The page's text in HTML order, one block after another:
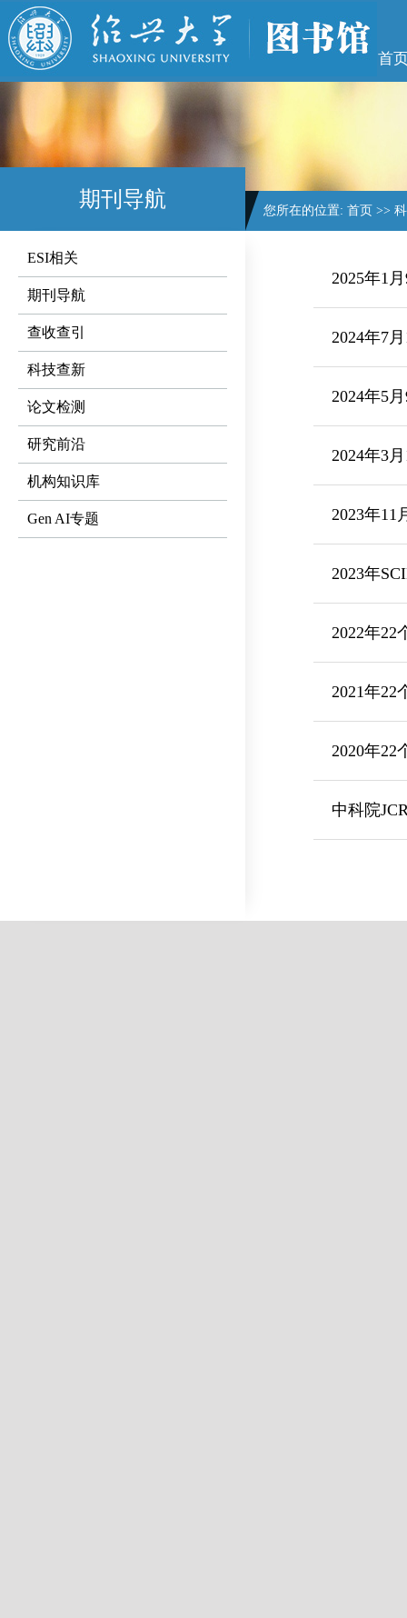
首
期刊导航 您所在的位置: 首页 >>
ESI相关
期刊导航
查收查引
科技查新
论文检测
研究前沿
机构知识库
Gen AI专题
2025年1
2024年7
2024年5
2024年3
2023年11
2023年
2022年22
2021年22
2020年22
中科院